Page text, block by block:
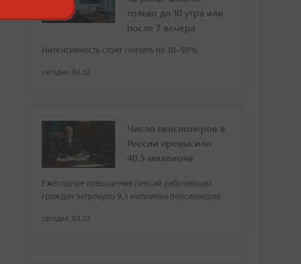
только до 10 утра или
после 7 вечера
Интенсивность стоит снизить на 30–50%
сегодня, 04:32
Число пенсионеров в
России превысило
40,5 миллиона
Ежегодное повышение пенсий работающих
граждан затронуло 9,3 миллиона пенсионеров
сегодня, 03:23